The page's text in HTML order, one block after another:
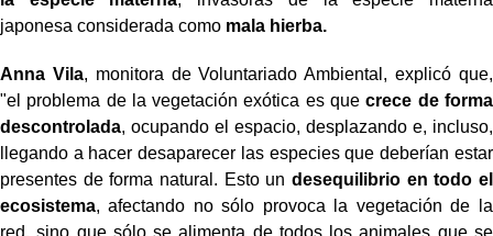
japonesa considerada como mala hierba.
Anna Vila, monitora de Voluntariado Ambiental, explicó que,
"el problema de la vegetación exótica es que crece de forma
descontrolada, ocupando el espacio, desplazando e, incluso,
llegando a hacer desaparecer las especies que deberían estar
presentes de forma natural. Esto un desequilibrio en todo el
ecosistema, afectando no sólo provoca la vegetación de la
red, sino que sólo se alimenta de todos los animales que se